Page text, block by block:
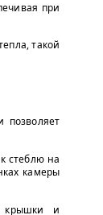
при
такой
стеблю на
камеры
крышки и